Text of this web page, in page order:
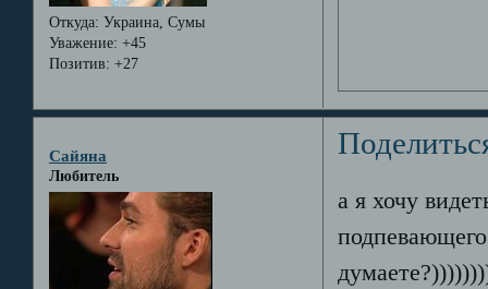
Откуда: Украина, Сумы
Уважение: +45
Позитив: +27
Сайяна
Любитель
а я хочу